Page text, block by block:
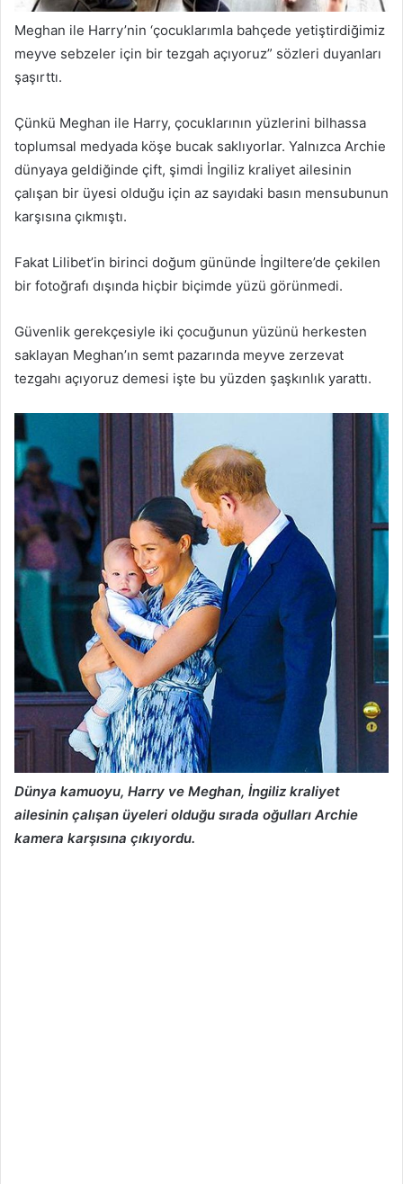
Meghan ile Harry’nin ‘çocuklarımla bahçede yetiştirdiğimiz
meyve sebzeler için bir tezgah açıyoruz” sözleri duyanları
şaşırttı.
Çünkü Meghan ile Harry, çocuklarının yüzlerini bilhassa
toplumsal medyada köşe bucak saklıyorlar. Yalnızca Archie
dünyaya geldiğinde çift, şimdi İngiliz kraliyet ailesinin
çalışan bir üyesi olduğu için az sayıdaki basın mensubunun
karşısına çıkmıştı.
Fakat Lilibet’in birinci doğum gününde İngiltere’de çekilen
bir fotoğrafı dışında hiçbir biçimde yüzü görünmedi.
Güvenlik gerekçesiyle iki çocuğunun yüzünü herkesten
saklayan Meghan’ın semt pazarında meyve zerzevat
tezgahı açıyoruz demesi işte bu yüzden şaşkınlık yarattı.
Dünya kamuoyu, Harry ve Meghan, İngiliz kraliyet
ailesinin çalışan üyeleri olduğu sırada oğulları Archie
kamera karşısına çıkıyordu.